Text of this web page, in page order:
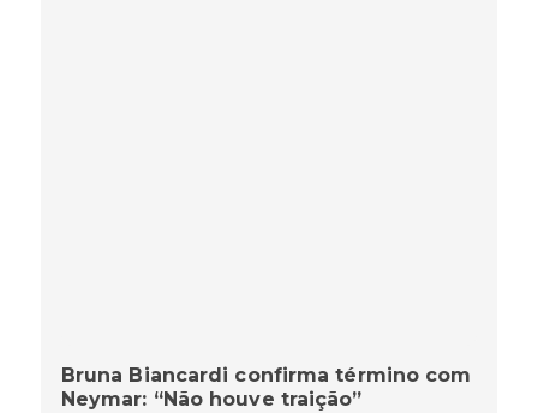
Bruna Biancardi confirma término com
Neymar: “Não houve traição”